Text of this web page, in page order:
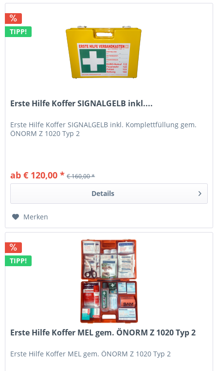
TIPP!
Erste Hilfe Koffer SIGNALGELB inkl....
Erste Hilfe Koffer SIGNALGELB inkl. Komplettfüllung gem.
ÖNORM Z 1020 Typ 2
ab € 120,00 * € 160,00 *
Details
Merken
TIPP!
Erste Hilfe Koffer MEL gem. ÖNORM Z 1020 Typ 2
Erste Hilfe Koffer MEL gem. ÖNORM Z 1020 Typ 2